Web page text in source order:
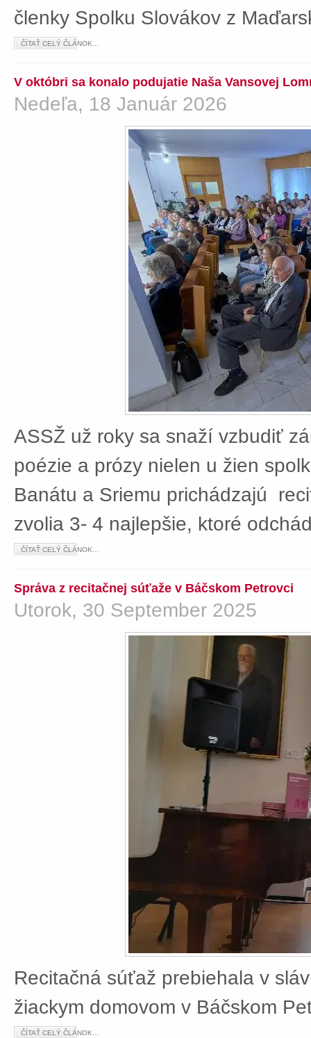
členky Spolku Slovákov z
ČÍTAŤ CELÝ ČLÁNOK...
V októbri sa konalo podujatie Naša Vansovej
Nedeľa, 18 Január 2026
ASSŽ už roky sa snaží vzbudiť
poézie a prózy nielen u žien
Banátu a Sriemu prichádzajú
zvolia 3- 4 najlepšie, ktoré
ČÍTAŤ CELÝ ČLÁNOK...
Správa z recitačnej súťaže v Báčskom Petrovci
Utorok, 30 September 2025
Recitačná súťaž prebiehala v
žiackym domovom v Báčskom
ČÍTAŤ CELÝ ČLÁNOK...